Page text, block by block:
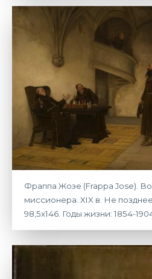
Фраппа Жозе (Frappa Jose).
миссионера. XIX в. Не
98,5х146. Годы жизни: 1854-